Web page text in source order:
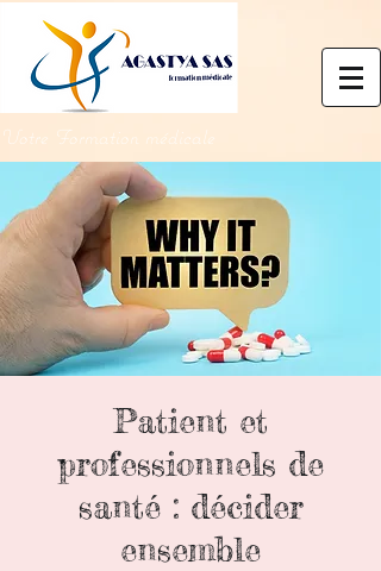
Votre Formation médicale
Patient et
professionnels de
santé : décider
ensemble